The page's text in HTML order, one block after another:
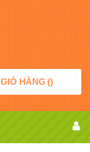
GIỎ HÀNG ()